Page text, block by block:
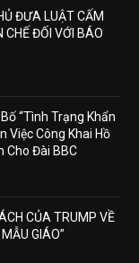
ĐƯA LUẬT CẤM
CHẾ ĐỐI VỚI BÁO
“Tình Trạng Khẩn
Việc Công Khai Hồ
Cho Đài BBC
CỦA TRUMP VỀ
GIÁO”